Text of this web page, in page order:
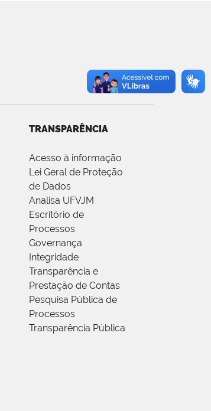
TRANSPARÊNCIA
Acesso à informação
Lei Geral de Proteção
de Dados
Analisa UFVJM
Escritório de
Processos
Governança
Integridade
Transparência e
Prestação de Contas
Pesquisa Pública de
Processos
Transparência Pública